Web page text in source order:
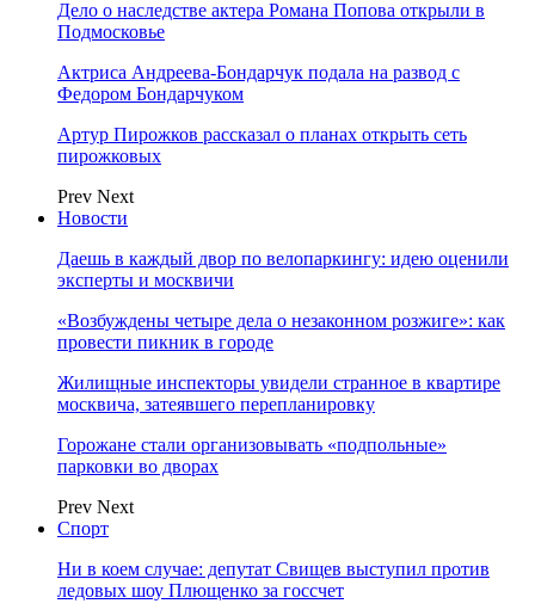
Дело о наследстве актера Романа Попова открыли в
Подмосковье
Актриса Андреева-Бондарчук подала на развод с
Федором Бондарчуком
Артур Пирожков рассказал о планах открыть сеть
пирожковых
Prev Next
Новости
Даешь в каждый двор по велопаркингу: идею оценили
эксперты и москвичи
«Возбуждены четыре дела о незаконном розжиге»: как
провести пикник в городе
Жилищные инспекторы увидели странное в квартире
москвича, затеявшего перепланировку
Горожане стали организовывать «подпольные»
парковки во дворах
Prev Next
Спорт
Ни в коем случае: депутат Свищев выступил против
ледовых шоу Плющенко за госсчет